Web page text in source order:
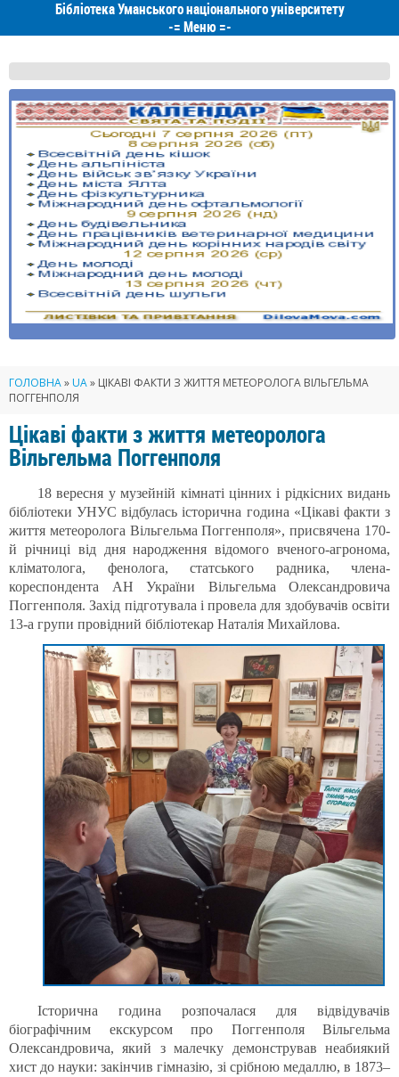
Бібліотека Уманського національного університету
-=Меню=-
ГОЛОВНА»UA» ЦІКАВІ ФАКТИ З ЖИТТЯ МЕТЕОРОЛОГА ВІЛЬГЕЛЬМА
ПОГГЕНПОЛЯ
Цікаві факти з життя метеоролога
Вільгельма Поггенполя
18 вересня у музейній кімнаті цінних і рідкісних видань
бібліотеки УНУС відбулась історична година «Цікаві факти з
життя метеоролога Вільгельма Поггенполя», присвячена 170-
й річниці від дня народження відомого вченого-агронома,
кліматолога, фенолога, статського радника, члена-
кореспондента АН України Вільгельма Олександровича
Поггенполя. Захід підготувала і провела для здобувачів освіти
13-а групи провідний бібліотекар Наталія Михайлова.
Історична година розпочалася для відвідувачів
біографічним екскурсом про Поггенполя Вільгельма
Олександровича, який з малечку демонстрував неабиякий
хист до науки: закінчив гімназію, зі срібною медаллю, в 1873–